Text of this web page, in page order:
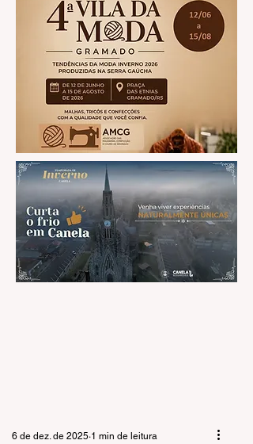
6 de dez. de 2025 1 min de leitura